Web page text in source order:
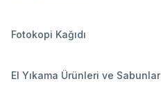
Fotokopi Kağıdı
El Yıkama Ürünleri ve Sabunlar